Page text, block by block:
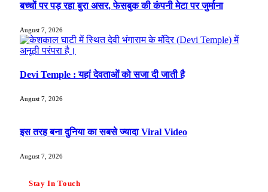
बच्चों पर पड़ रहा बुरा असर, फेसबुक की कंपनी मेटा पर जुर्माना
August 7, 2026
Devi Temple : यहां देवताओं को सजा दी जाती है
August 7, 2026
इस तरह बना दुनिया का सबसे ज्यादा Viral Video
August 7, 2026
Stay In Touch